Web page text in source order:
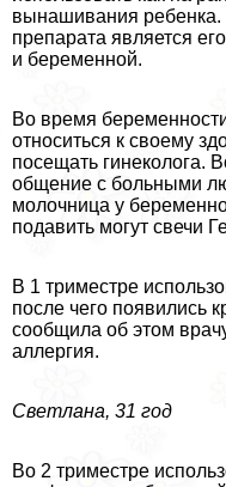
вынашивания
препарата является
и беременной.
Во время
относиться к своему
посещать гинеколога.
общение с больными
молочница у
подавить могут свечи
В 1 триместре
после чего появились
сообщила об этом
аллергия.
Светлана, 31 год
Во 2 триместре